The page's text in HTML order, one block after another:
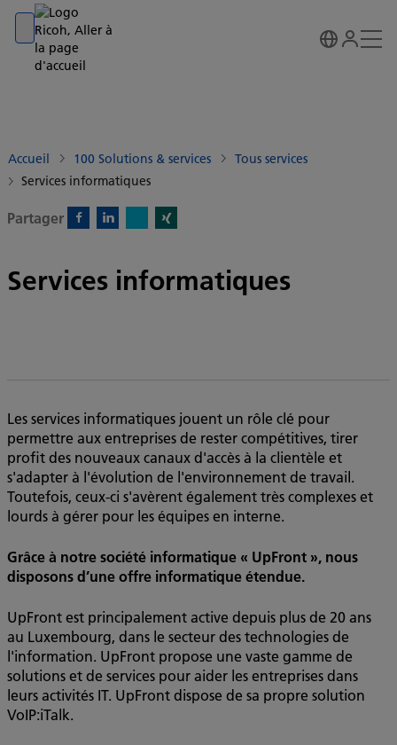
Go to banner
Go to content
Go to footer
Accueil 100 Solutions & services
Tous services
Services informatiques
Partager
Services informatiques
Les services informatiques jouent un rôle clé pour
permettre aux entreprises de rester compétitives, tirer
profit des nouveaux canaux d'accès à la clientèle et
s'adapter à l'évolution de l'environnement de travail.
Toutefois, ceux-ci s'avèrent également très complexes et
lourds à gérer pour les équipes en interne.
Grâce à notre société informatique « UpFront », nous
disposons d’une offre informatique étendue.
UpFront est principalement active depuis plus de 20 ans
au Luxembourg, dans le secteur des technologies de
l'information. UpFront propose une vaste gamme de
solutions et de services pour aider les entreprises dans
leurs activités IT. UpFront dispose de sa propre solution
VoIP:iTalk.